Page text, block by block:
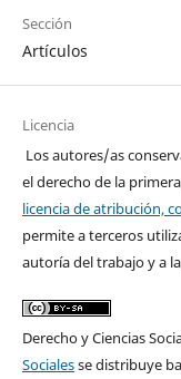
Sección
Artículos
Licencia
Los autores/as
el derecho de la
licencia de atribución,
permite a terceros
autoría del trabajo y a
Derecho y Ciencias
Socialesse distribuye